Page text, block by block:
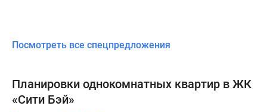
Посмотреть все спецпредложения
Планировки однокомнатных квартир в ЖК
«Сити Бэй»